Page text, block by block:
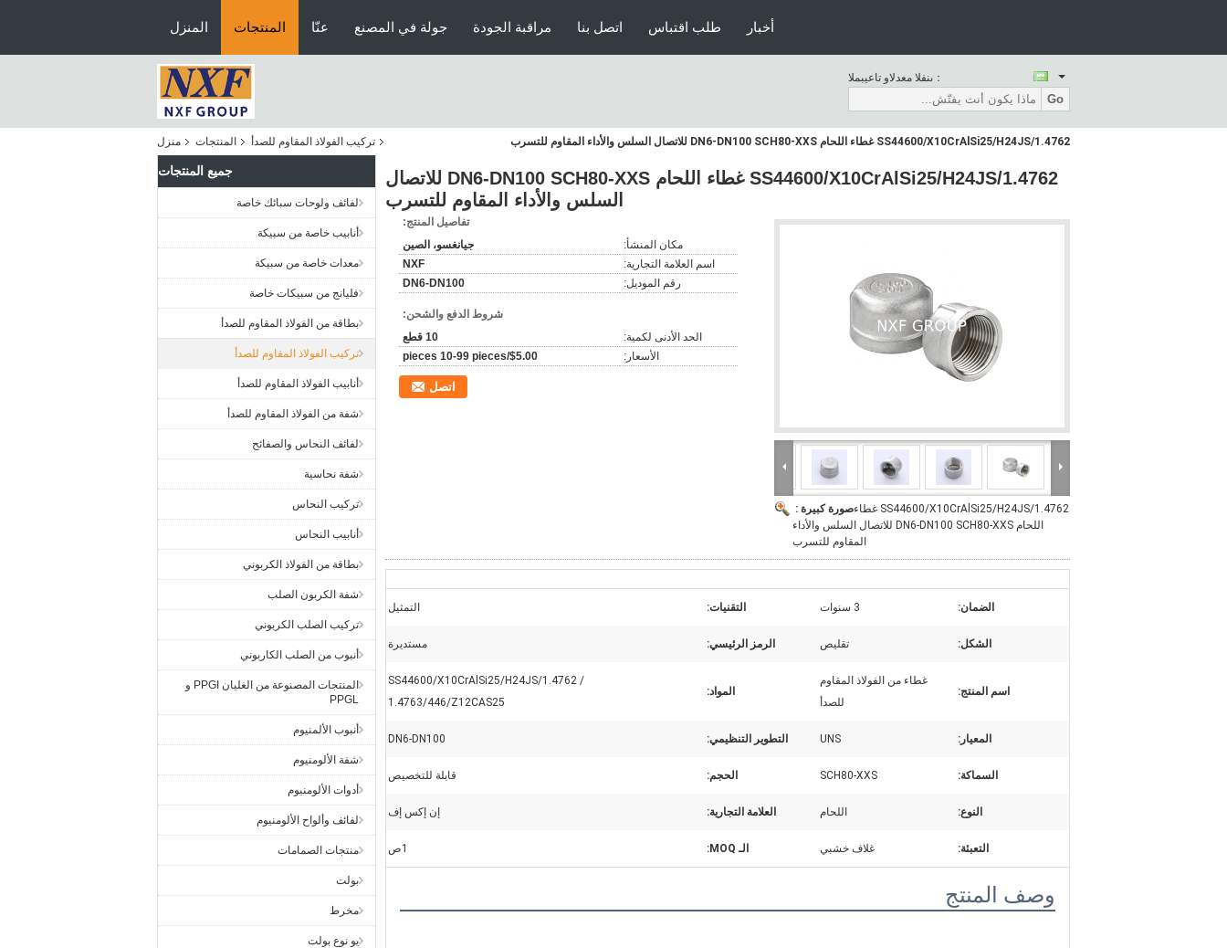
المنزل المنتجات عنّا جولة في المصنع مراقبة الجودة اتصل بنا طلب اقتباس أخبار
المبيعات والدعم الفنى：
Go
منزل المنتجات تركيب الفولاذ المقاوم للصدأ SS44600/X10CrAlSi25/H24JS/1.4762 غطاء اللحام DN6-DN100 SCH80-XXS للاتصال السلس والأداء المقاوم للتسرب
جميع المنتجات
لفائف ولوحات سبائك خاصة
أنابيب خاصة من سبيكة
معدات خاصة من سبيكة
فليانج من سبيكات خاصة
بطاقة من الفولاذ المقاوم للصدأ
تركيب الفولاذ المقاوم للصدأ
أنابيب الفولاذ المقاوم للصدأ
شفة من الفولاذ المقاوم للصدأ
لفائف النحاس والصفائح
شفة نحاسية
تركيب النحاس
أنابيب النحاس
بطاقة من الفولاذ الكربوني
شفة الكربون الصلب
تركيب الصلب الكربوني
أنبوب من الصلب الكاربوني
المنتجات المصنوعة من الغليان PPGI و
PPGL
أنبوب الألمنيوم
شفة الألومنيوم
أدوات الألومنيوم
لفائف وألواح الألومنيوم
منتجات الصمامات
بولت
مخرط
يو نوع بولت
SS44600/X10CrAlSi25/H24JS/1.4762 غطاء اللحام DN6-DN100 SCH80-XXS للاتصال
السلس والأداء المقاوم للتسرب
صورة كبيرة :SS44600/X10CrAlSi25/H24JS/1.4762 غطاء
اللحام DN6-DN100 SCH80-XXS للاتصال السلس والأداء
المقاوم للتسرب
تفاصيل المنتج:
مكان المنشأ:
جيانغسو، الصين
اسم العلامة التجارية:
NXF
رقم الموديل:
DN6-DN100
شروط الدفع والشحن:
الحد الأدنى لكمية:
10 قطع
الأسعار:
$5.00/pieces 10-99 pieces
اتصل
الضمان: 3 سنوات التقنيات: التمثيل
الشكل: تقليص الرمز الرئيسي: مستديرة
اسم المنتج:
غطاء من الفولاذ المقاوم
للصدأ
المواد:
SS44600/X10CrAlSi25/H24JS/1.4762 /
1.4763/446/Z12CAS25
المعيار: UNS التطوير التنظيمي: DN6-DN100
السماكة: SCH80-XXS الحجم: قابلة للتخصيص
النوع: اللحام العلامة التجارية: إن إكس إف
التعبئة: غلاف خشبي الـ MOQ: 1ص
وصف المنتج